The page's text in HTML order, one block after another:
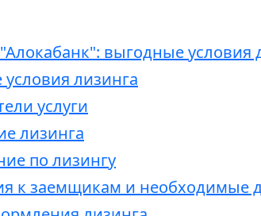
выгодные условия
лизинга
услуги
лизинга
по лизингу
к заемщикам и необходимые